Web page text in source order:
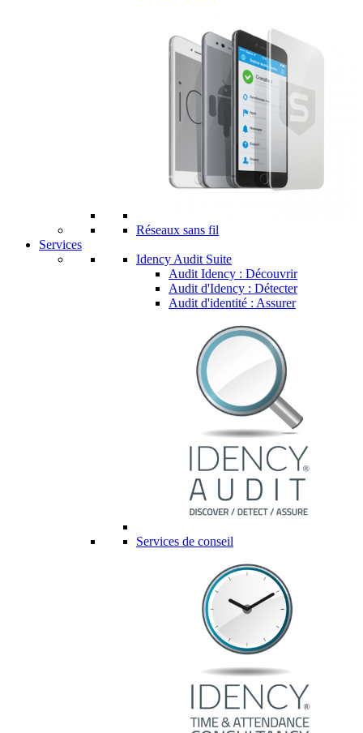
Réseaux sans fil
Services
Idency Audit Suite
Audit Idency : Découvrir
Audit d'Idency : Détecter
Audit d'identité : Assurer
Services de conseil